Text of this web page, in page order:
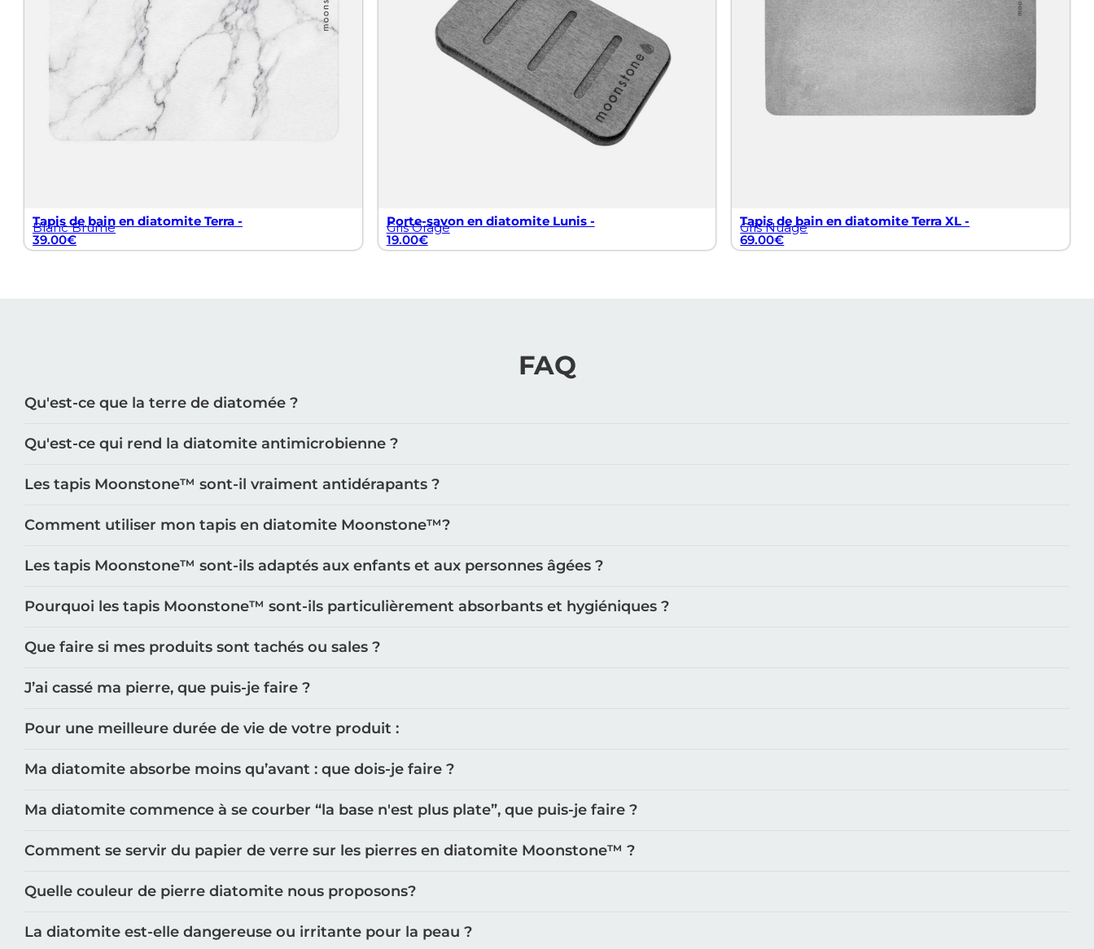
Tapis de bain en diatomite Terra -
Blanc Brume
39.00€
Porte-savon en diatomite Lunis -
Gris Orage
19.00€
Tapis de bain en diatomite Terra XL -
Gris Nuage
69.00€
FAQ
Qu'est-ce que la terre de diatomée ?
Qu'est-ce qui rend la diatomite antimicrobienne ?
Les tapis Moonstone™️ sont-il vraiment antidérapants ?
Comment utiliser mon tapis en diatomite Moonstone™️?
Les tapis Moonstone™️ sont-ils adaptés aux enfants et aux personnes âgées ?
Pourquoi les tapis Moonstone™️ sont-ils particulièrement absorbants et hygiéniques ?
Que faire si mes produits sont tachés ou sales ?
J’ai cassé ma pierre, que puis-je faire ?
Pour une meilleure durée de vie de votre produit :
Ma diatomite absorbe moins qu’avant : que dois-je faire ?
Ma diatomite commence à se courber “la base n'est plus plate”, que puis-je faire ?
Comment se servir du papier de verre sur les pierres en diatomite Moonstone™️ ?
Quelle couleur de pierre diatomite nous proposons?
La diatomite est-elle dangereuse ou irritante pour la peau ?